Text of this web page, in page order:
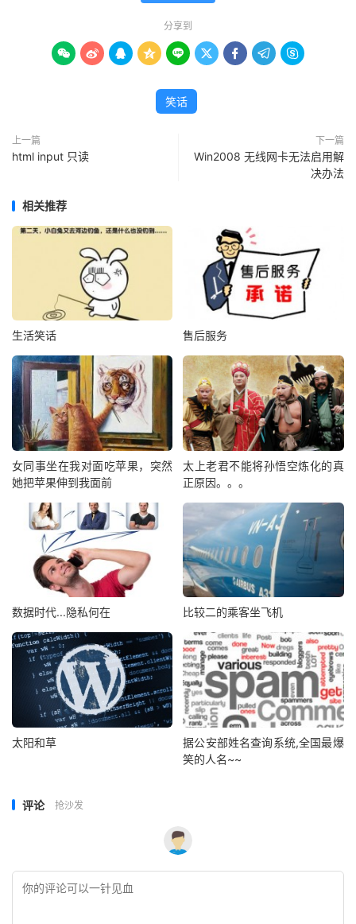
分享到
        
笑话
上一篇
html input 只读
下一篇
Win2008 无线网卡无法启用解
决办法
相关推荐
生活笑话 售后服务
女同事坐在我对面吃苹果，突然
她把苹果伸到我面前
太上老君不能将孙悟空炼化的真
正原因。。。
数据时代...隐私何在 比较二的乘客坐飞机
太阳和草
据公安部姓名查询系统,全国最爆
笑的人名~~
评论 抢沙发